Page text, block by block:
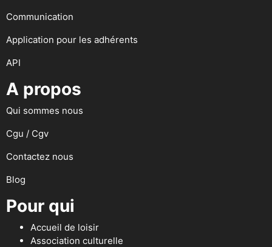
Communication
Application pour les adhérents
API
A propos
Qui sommes nous
Cgu / Cgv
Contactez nous
Blog
Pour qui
Accueil de loisir
Association culturelle